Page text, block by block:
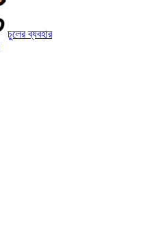
চুলের ব্যবহার